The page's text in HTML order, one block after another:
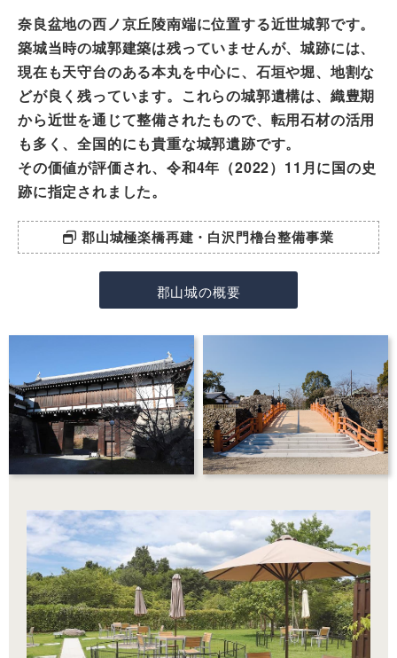
奈良盆地の西ノ京丘陵南端に位置する近世城郭です。
築城当時の城郭建築は残っていませんが、城跡には、
現在も天守台のある本丸を中心に、石垣や堀、地割な
どが良く残っています。これらの城郭遺構は、織豊期
から近世を通じて整備されたもので、転用石材の活用
も多く、全国的にも貴重な城郭遺跡です。
その価値が評価され、令和4年（2022）11月に国の史
跡に指定されました。
郡山城極楽橋再建・白沢門櫓台整備事業
郡山城の概要